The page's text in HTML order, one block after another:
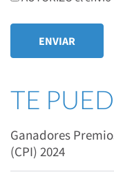
TE
Ganadores
(CPI) 2024